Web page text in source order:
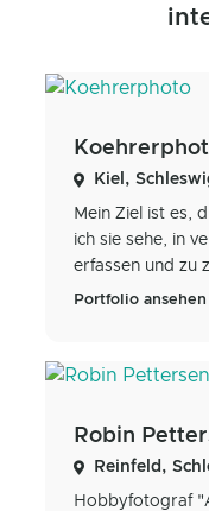
Kiel,
Mein Ziel ist es,
ich sie sehe, in
erfassen und zu
Portfolio ansehen
Robin
Reinfeld,
Hobbyfotograf